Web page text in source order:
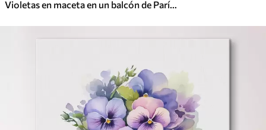
Violetas en maceta en un balcón de París acuarela